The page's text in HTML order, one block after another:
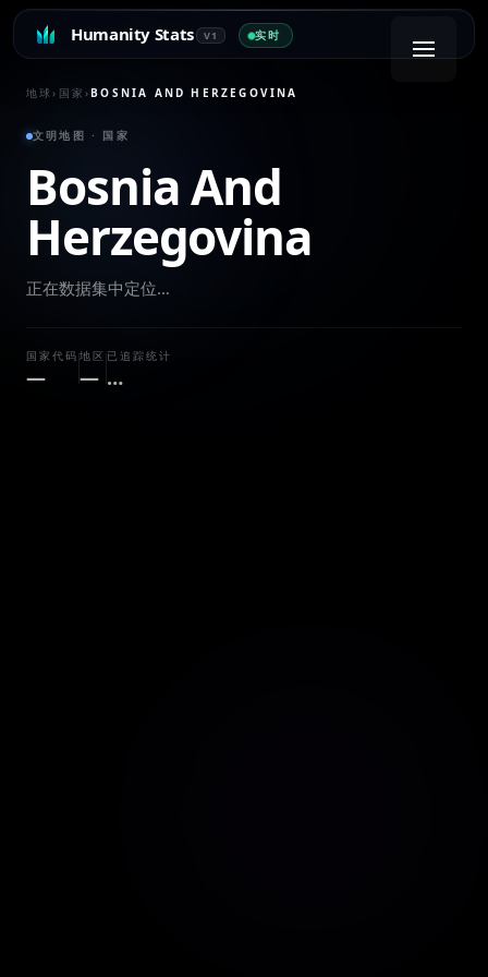
Humanity Stats V1 实时
地球› 国家›BOSNIA AND HERZEGOVINA
文明地图 · 国家
Bosnia And
Herzegovina
正在数据集中定位…
国家代码
—
地区
—
已追踪统计
…